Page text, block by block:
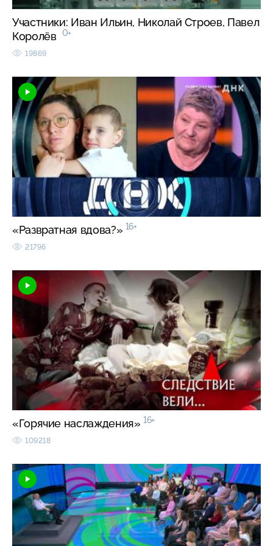
Участники: Иван Ильин, Николай Строев, Павел
Королёв
0+
19869
«Развратная вдова?» 16+
21796
«Горячие наслаждения» 16+
109218